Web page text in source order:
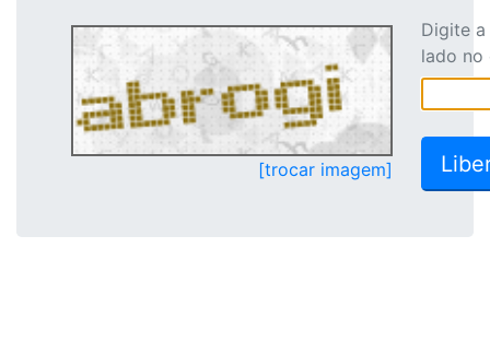
[trocar imagem]
Digite
lado no